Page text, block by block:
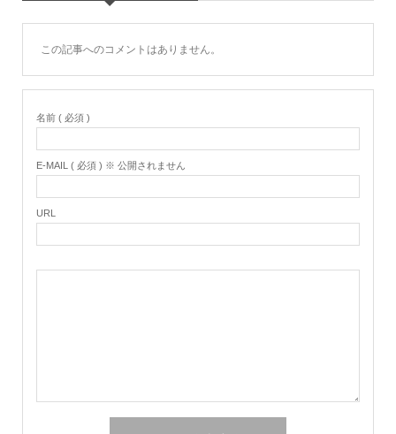
この記事へのコメントはありません。
名前 ( 必須 )
E-MAIL ( 必須 ) ※ 公開されません
URL